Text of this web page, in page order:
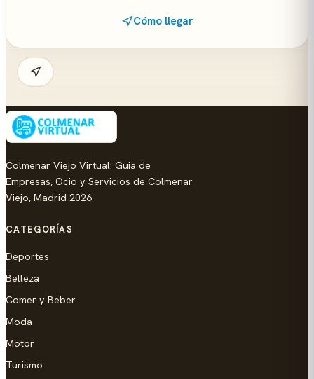
Cómo llegar
Colmenar Viejo Virtual: Guia de
Empresas, Ocio y Servicios de Colmenar
Viejo, Madrid 2026
CATEGORÍAS
Deportes
Belleza
Comer y Beber
Moda
Motor
Turismo